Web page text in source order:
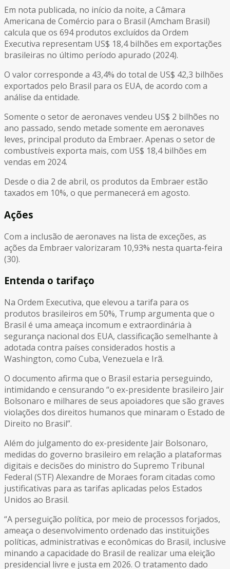
Em nota publicada, no início da noite, a Câmara
Americana de Comércio para o Brasil (Amcham Brasil)
calcula que os 694 produtos excluídos da Ordem
Executiva representam US$ 18,4 bilhões em exportações
brasileiras no último período apurado (2024).
O valor corresponde a 43,4% do total de US$ 42,3 bilhões
exportados pelo Brasil para os EUA, de acordo com a
análise da entidade.
Somente o setor de aeronaves vendeu US$ 2 bilhões no
ano passado, sendo metade somente em aeronaves
leves, principal produto da Embraer. Apenas o setor de
combustíveis exporta mais, com US$ 18,4 bilhões em
vendas em 2024.
Desde o dia 2 de abril, os produtos da Embraer estão
taxados em 10%, o que permanecerá em agosto.
Ações
Com a inclusão de aeronaves na lista de exceções, as
ações da Embraer valorizaram 10,93% nesta quarta-feira
(30).
Entenda o tarifaço
Na Ordem Executiva, que elevou a tarifa para os
produtos brasileiros em 50%, Trump argumenta que o
Brasil é uma ameaça incomum e extraordinária à
segurança nacional dos EUA, classificação semelhante à
adotada contra países considerados hostis a
Washington, como Cuba, Venezuela e Irã.
O documento afirma que o Brasil estaria perseguindo,
intimidando e censurando “o ex-presidente brasileiro Jair
Bolsonaro e milhares de seus apoiadores que são graves
violações dos direitos humanos que minaram o Estado de
Direito no Brasil”.
Além do julgamento do ex-presidente Jair Bolsonaro,
medidas do governo brasileiro em relação a plataformas
digitais e decisões do ministro do Supremo Tribunal
Federal (STF) Alexandre de Moraes foram citadas como
justificativas para as tarifas aplicadas pelos Estados
Unidos ao Brasil.
“A perseguição política, por meio de processos forjados,
ameaça o desenvolvimento ordenado das instituições
políticas, administrativas e econômicas do Brasil, inclusive
minando a capacidade do Brasil de realizar uma eleição
presidencial livre e justa em 2026. O tratamento dado